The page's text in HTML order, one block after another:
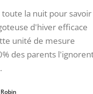
la nuit pour savoir
d'hiver efficace
unité de mesure
des parents